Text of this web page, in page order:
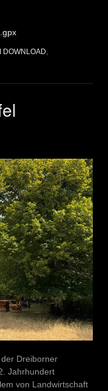
DOWNLOAD,
Dreiborner
Jahrhundert
von Landwirtschaft